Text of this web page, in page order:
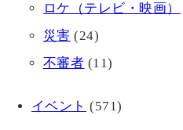
ロケ（テレビ・映画）
災害 (24)
不審者 (11)
イベント (571)